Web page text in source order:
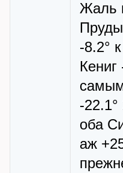
Жаль
-8.2°
Кениг
-
оба
аж